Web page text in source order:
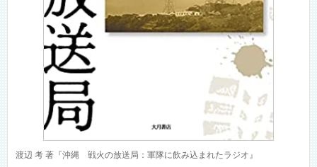
渡辺 考 著『沖縄 戦火の放送局：軍隊に飲み込まれたラジオ』